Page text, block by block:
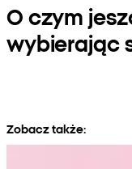
O czym
wybierając
Zobacz także: